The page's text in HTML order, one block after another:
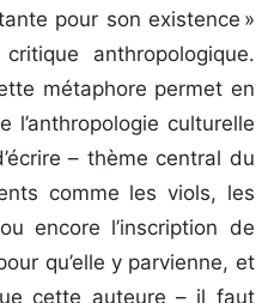
pour son existence »
anthropologique.
métaphore permet en
culturelle
– thème central du
comme les viols, les
encore l’inscription de
qu’elle y parvienne, et
cette auteure – il faut